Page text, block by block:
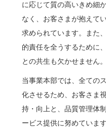
に応じて質の高いきめ細
なく、お客さまが抱えて
求められています。また
的責任を全うするために
との共生も欠かせません。
当事業本部では、全ての
化させるため、お客さま
持・向上と、品質管理体
ービス提供に努めています